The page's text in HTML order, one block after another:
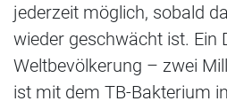
jederzeit möglich, sobald
wieder geschwächt ist. Ein
Weltbevölkerung – zwei
ist mit dem TB-Bakterium